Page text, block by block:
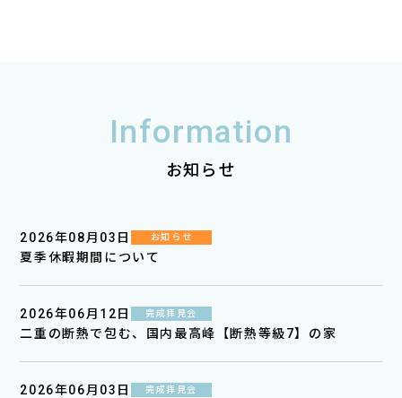
Information
お知らせ
2026年08月03日 お知らせ
夏季休暇期間について
2026年06月12日 完成拝見会
二重の断熱で包む、国内最高峰【断熱等級7】の家
2026年06月03日 完成拝見会